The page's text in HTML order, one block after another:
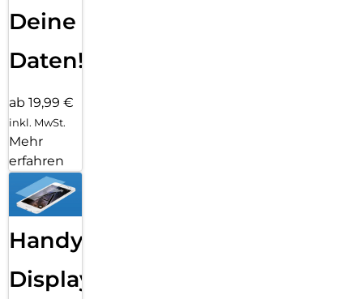
Deine
Daten!
ab 19,99 €
inkl. MwSt.
Mehr
erfahren
Handy
Displayfolie